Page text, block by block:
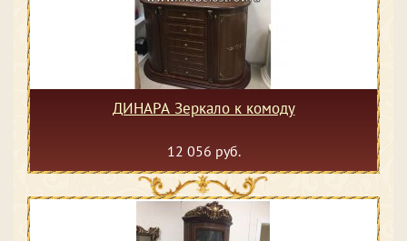
ДИНАРА Зеркало к комоду
12 056 руб.